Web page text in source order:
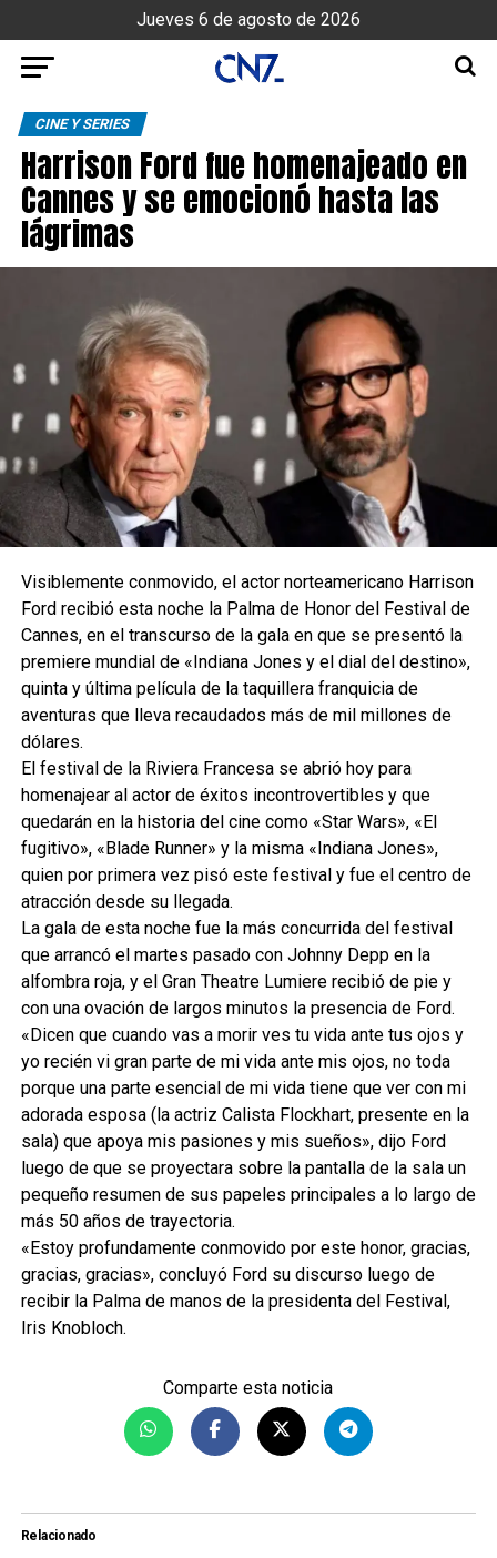
Jueves 6 de agosto de 2026
CINE Y SERIES
Harrison Ford fue homenajeado en
Cannes y se emocionó hasta las
lágrimas
Visiblemente conmovido, el actor norteamericano Harrison
Ford recibió esta noche la Palma de Honor del Festival de
Cannes, en el transcurso de la gala en que se presentó la
premiere mundial de «Indiana Jones y el dial del destino»,
quinta y última película de la taquillera franquicia de
aventuras que lleva recaudados más de mil millones de
dólares.
El festival de la Riviera Francesa se abrió hoy para
homenajear al actor de éxitos incontrovertibles y que
quedarán en la historia del cine como «Star Wars», «El
fugitivo», «Blade Runner» y la misma «Indiana Jones»,
quien por primera vez pisó este festival y fue el centro de
atracción desde su llegada.
La gala de esta noche fue la más concurrida del festival
que arrancó el martes pasado con Johnny Depp en la
alfombra roja, y el Gran Theatre Lumiere recibió de pie y
con una ovación de largos minutos la presencia de Ford.
«Dicen que cuando vas a morir ves tu vida ante tus ojos y
yo recién vi gran parte de mi vida ante mis ojos, no toda
porque una parte esencial de mi vida tiene que ver con mi
adorada esposa (la actriz Calista Flockhart, presente en la
sala) que apoya mis pasiones y mis sueños», dijo Ford
luego de que se proyectara sobre la pantalla de la sala un
pequeño resumen de sus papeles principales a lo largo de
más 50 años de trayectoria.
«Estoy profundamente conmovido por este honor, gracias,
gracias, gracias», concluyó Ford su discurso luego de
recibir la Palma de manos de la presidenta del Festival,
Iris Knobloch.
Comparte esta noticia
Relacionado